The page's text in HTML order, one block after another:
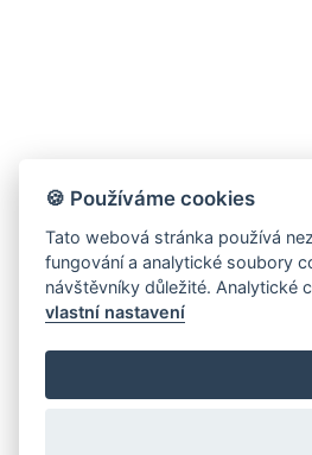
🍪 Používáme cookies
Tato webová stránka používá
fungování a analytické soubory
vlastní nastavení